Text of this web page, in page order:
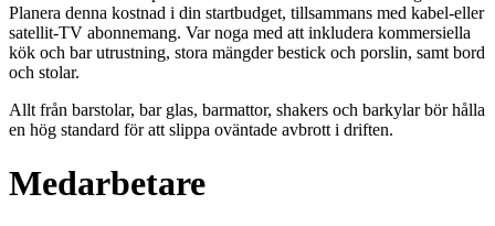
Planera denna kostnad i din startbudget, tillsammans med kabel-eller
satellit-TV abonnemang. Var noga med att inkludera kommersiella
kök och bar utrustning, stora mängder bestick och porslin, samt bord
och stolar.
Allt från barstolar, bar glas, barmattor, shakers och barkylar bör hålla
en hög standard för att slippa oväntade avbrott i driften.
Medarbetare